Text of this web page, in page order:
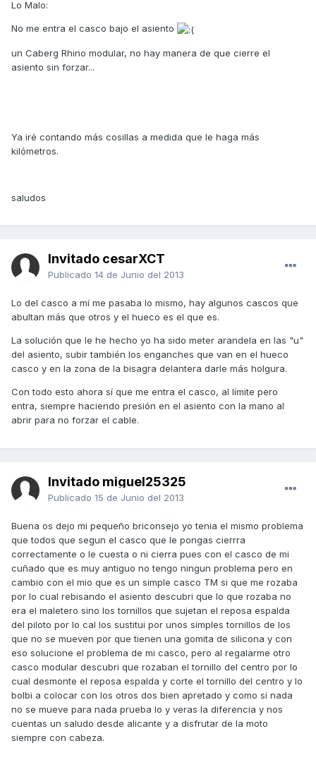
Lo Malo:
No me entra el casco bajo el asiento
un Caberg Rhino modular, no hay manera de que cierre el
asiento sin forzar...
Ya iré contando más cosillas a medida que le haga más
kilómetros.
saludos
Invitado cesarXCT
Publicado 14 de Junio del 2013
Lo del casco a mí me pasaba lo mismo, hay algunos cascos que
abultan más que otros y el hueco es el que es.
La solución que le he hecho yo ha sido meter arandela en las "u"
del asiento, subir también los enganches que van en el hueco
casco y en la zona de la bisagra delantera darle más holgura.
Con todo esto ahora sí que me entra el casco, al límite pero
entra, siempre haciendo presión en el asiento con la mano al
abrir para no forzar el cable.
Invitado miguel25325
Publicado 15 de Junio del 2013
Buena os dejo mi pequeño briconsejo yo tenia el mismo problema
que todos que segun el casco que le pongas cierrra
correctamente o le cuesta o ni cierra pues con el casco de mi
cuñado que es muy antiguo no tengo ningun problema pero en
cambio con el mio que es un simple casco TM si que me rozaba
por lo cual rebisando el asiento descubri que lo que rozaba no
era el maletero sino los tornillos que sujetan el reposa espalda
del piloto por lo cal los sustitui por unos simples tornillos de los
que no se mueven por que tienen una gomita de silicona y con
eso solucione el problema de mi casco, pero al regalarme otro
casco modular descubri que rozaban el tornillo del centro por lo
cual desmonte el reposa espalda y corte el tornillo del centro y lo
bolbi a colocar con los otros dos bien apretado y como si nada
no se mueve para nada prueba lo y veras la diferencia y nos
cuentas un saludo desde alicante y a disfrutar de la moto
siempre con cabeza.